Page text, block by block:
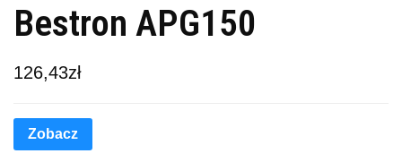
Bestron APG150
126,43zł
Zobacz